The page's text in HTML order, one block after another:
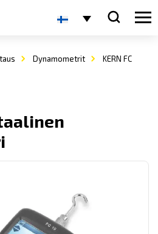
Dynamometrit
KERN FC